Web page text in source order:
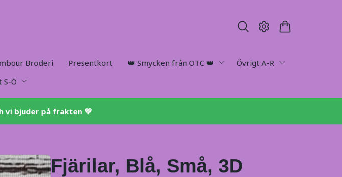
Broderi Presentkort 👑 Smycken från OTC 👑
Övrigt A-R
S-Ö
vi bjuder på frakten 💜​
Fjärilar, Blå, Små, 3D